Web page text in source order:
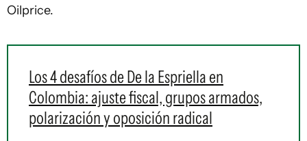
Oilprice.
Los 4 desafíos de De la Espriella en
Colombia: ajuste fiscal, grupos armados,
polarización y oposición radical